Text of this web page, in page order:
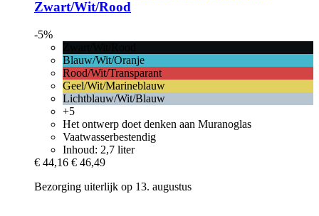
Zwart/Wit/Rood
-5%
Blauw/Wit/Oranje
Rood/Wit/Transparant
Geel/Wit/Marineblauw
Lichtblauw/Wit/Blauw
+5
Het ontwerp doet denken aan Muranoglas
Vaatwasserbestendig
Inhoud: 2,7 liter
€ 44,16 € 46,49
Bezorging uiterlijk op 13. augustus